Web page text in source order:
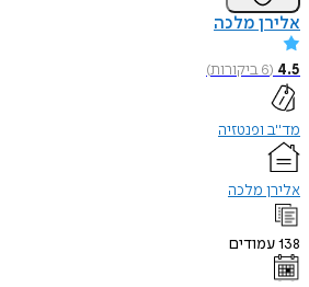
אלירן מלכה
4.5
(
6ביקורות)
מד"ב ופנטזיה
אלירן מלכה
138עמודים